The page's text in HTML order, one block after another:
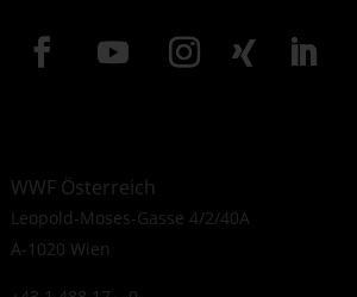
WWF Österreich
Leopold-Moses-Gasse 4/2/40A
A-1020 Wien